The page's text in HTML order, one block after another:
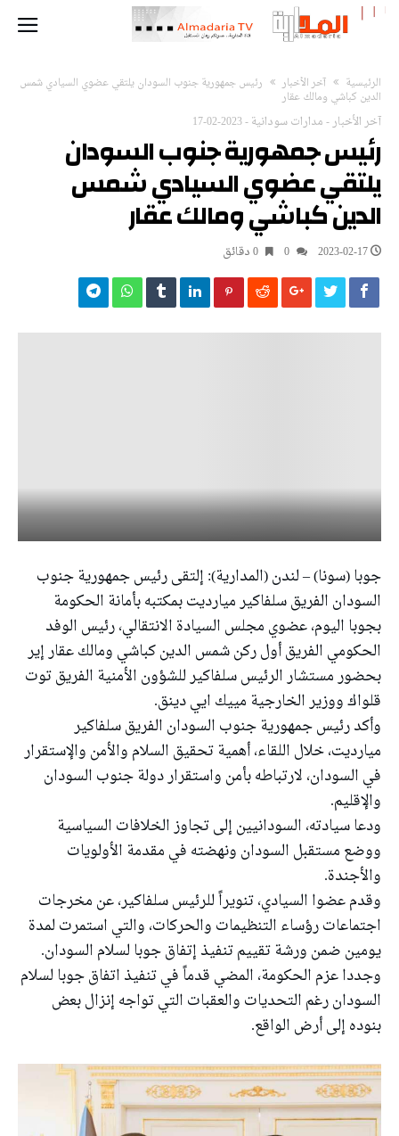
‫الرئيسية‬ آخر الأخبار رئيس جمهورية جنوب السودان يلتقي عضوي السيادي شمس
الدين كباشي ومالك عقار
آخر الأخبار-مدارات سودانية-
2023-02-17
رئيس جمهورية جنوب السودان
يلتقي عضوي السيادي شمس
الدين كباشي ومالك عقار
2023-02-17 0 ‫دقائق‬
جوبا (سونا) – لندن (المدارية): إلتقى رئيس جمهورية جنوب
السودان الفريق سلفاكير ميارديت بمكتبه بأمانة الحكومة
بجوبا اليوم، عضوي مجلس السيادة الانتقالي، رئيس الوفد
الحكومي الفريق أول ركن شمس الدين كباشي ومالك عقار إير
بحضور مستشار الرئيس سلفاكير للشؤون الأمنية الفريق توت
قلواك ووزير الخارجية مييك ايي دينق.
وأكد رئيس جمهورية جنوب السودان الفريق سلفاكير
ميارديت، خلال اللقاء، أهمية تحقيق السلام والأمن والإستقرار
في السودان، لارتباطه بأمن واستقرار دولة جنوب السودان
والإقليم.
ودعا سيادته، السودانيين إلى تجاوز الخلافات السياسية
ووضع مستقبل السودان ونهضته في مقدمة الأولويات
والأجندة.
وقدم عضوا السيادي، تنويراً للرئيس سلفاكير، عن مخرجات
اجتماعات رؤساء التنظيمات والحركات، والتي استمرت لمدة
يومين ضمن ورشة تقييم تنفيذ إتفاق جوبا لسلام السودان.
وجددا عزم الحكومة، المضي قدماً في تنفيذ اتفاق جوبا لسلام
السودان رغم التحديات والعقبات التي تواجه إنزال بعض
بنوده إلى أرض الواقع.